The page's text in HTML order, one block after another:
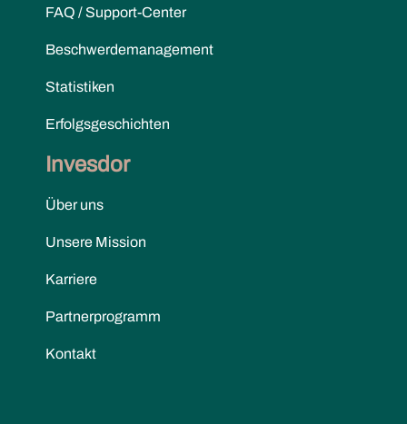
FAQ / Support-Center
Beschwerdemanagement
Statistiken
Erfolgsgeschichten
Invesdor
Über uns
Unsere Mission
Karriere
Partnerprogramm
Kontakt